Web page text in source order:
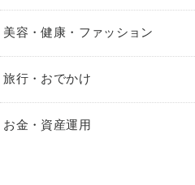
美容・健康・ファッション
旅行・おでかけ
お金・資産運用